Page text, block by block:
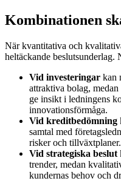
Kombinationen
När kvantitativa och
heltäckande beslutsunderlag.
Vid investeringar kan
attraktiva bolag,
ge insikt i ledningens
innovationsförmåga.
Vid kreditbedömning
samtal med
risker och tillväxtplaner.
Vid strategiska beslut
trender, medan
kundernas behov och